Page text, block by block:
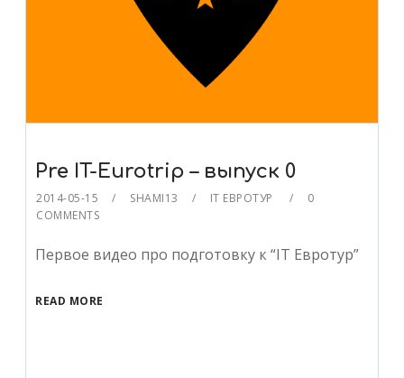
Pre IT-Eurotrip – выпуск 0
2014-05-15 SHAMI13 IT ЕВРОТУР
0
COMMENTS
Первое видео про подготовку к “IT Евротур”
READ MORE